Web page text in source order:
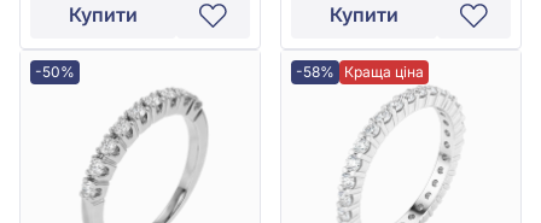
Купити Купити
-50% -58% Краща ціна